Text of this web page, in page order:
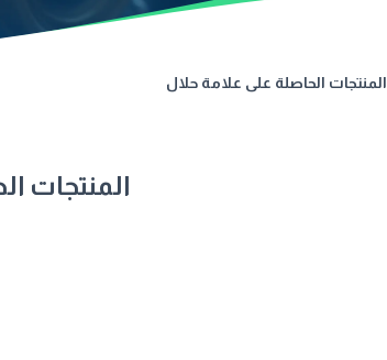
المنتجات الحاصلة على علامة حلال
المنتجات